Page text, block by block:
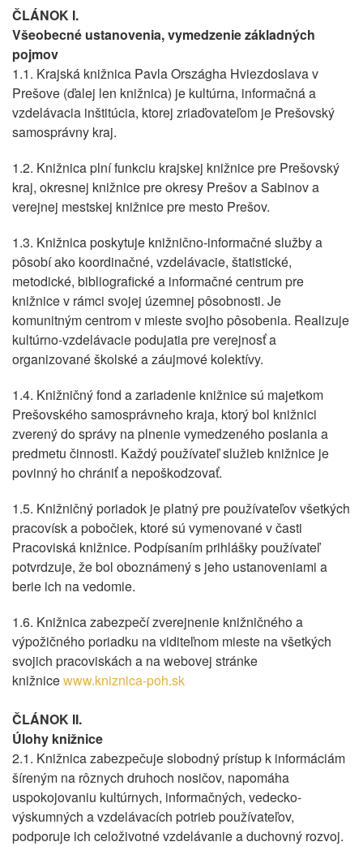
ČLÁNOK I.
Všeobecné ustanovenia, vymedzenie základných
pojmov
1.1. Krajská knižnica Pavla Országha Hviezdoslava v
Prešove (ďalej len knižnica) je kultúrna, informačná a
vzdelávacia inštitúcia, ktorej zriaďovateľom je Prešovský
samosprávny kraj.
1.2. Knižnica plní funkciu krajskej knižnice pre Prešovský
kraj, okresnej knižnice pre okresy Prešov a Sabinov a
verejnej mestskej knižnice pre mesto Prešov.
1.3. Knižnica poskytuje knižnično-informačné služby a
pôsobí ako koordinačné, vzdelávacie, štatistické,
metodické, bibliografické a informačné centrum pre
knižnice v rámci svojej územnej pôsobnosti. Je
komunitným centrom v mieste svojho pôsobenia. Realizuje
kultúrno-vzdelávacie podujatia pre verejnosť a
organizované školské a záujmové kolektívy.
1.4. Knižničný fond a zariadenie knižnice sú majetkom
Prešovského samosprávneho kraja, ktorý bol knižnici
zverený do správy na plnenie vymedzeného poslania a
predmetu činnosti. Každý používateľ služieb knižnice je
povinný ho chrániť a nepoškodzovať.
1.5. Knižničný poriadok je platný pre používateľov všetkých
pracovísk a pobočiek, ktoré sú vymenované v časti
Pracoviská knižnice. Podpísaním prihlášky používateľ
potvrdzuje, že bol oboznámený s jeho ustanoveniami a
berie ich na vedomie.
1.6. Knižnica zabezpečí zverejnenie knižničného a
výpožičného poriadku na viditeľnom mieste na všetkých
svojich pracoviskách a na webovej stránke
knižnicewww.kniznica-poh.sk
ČLÁNOK II.
Úlohy knižnice
2.1. Knižnica zabezpečuje slobodný prístup k informáciám
šíreným na rôznych druhoch nosičov, napomáha
uspokojovaniu kultúrnych, informačných, vedecko-
výskumných a vzdelávacích potrieb používateľov,
podporuje ich celoživotné vzdelávanie a duchovný rozvoj.